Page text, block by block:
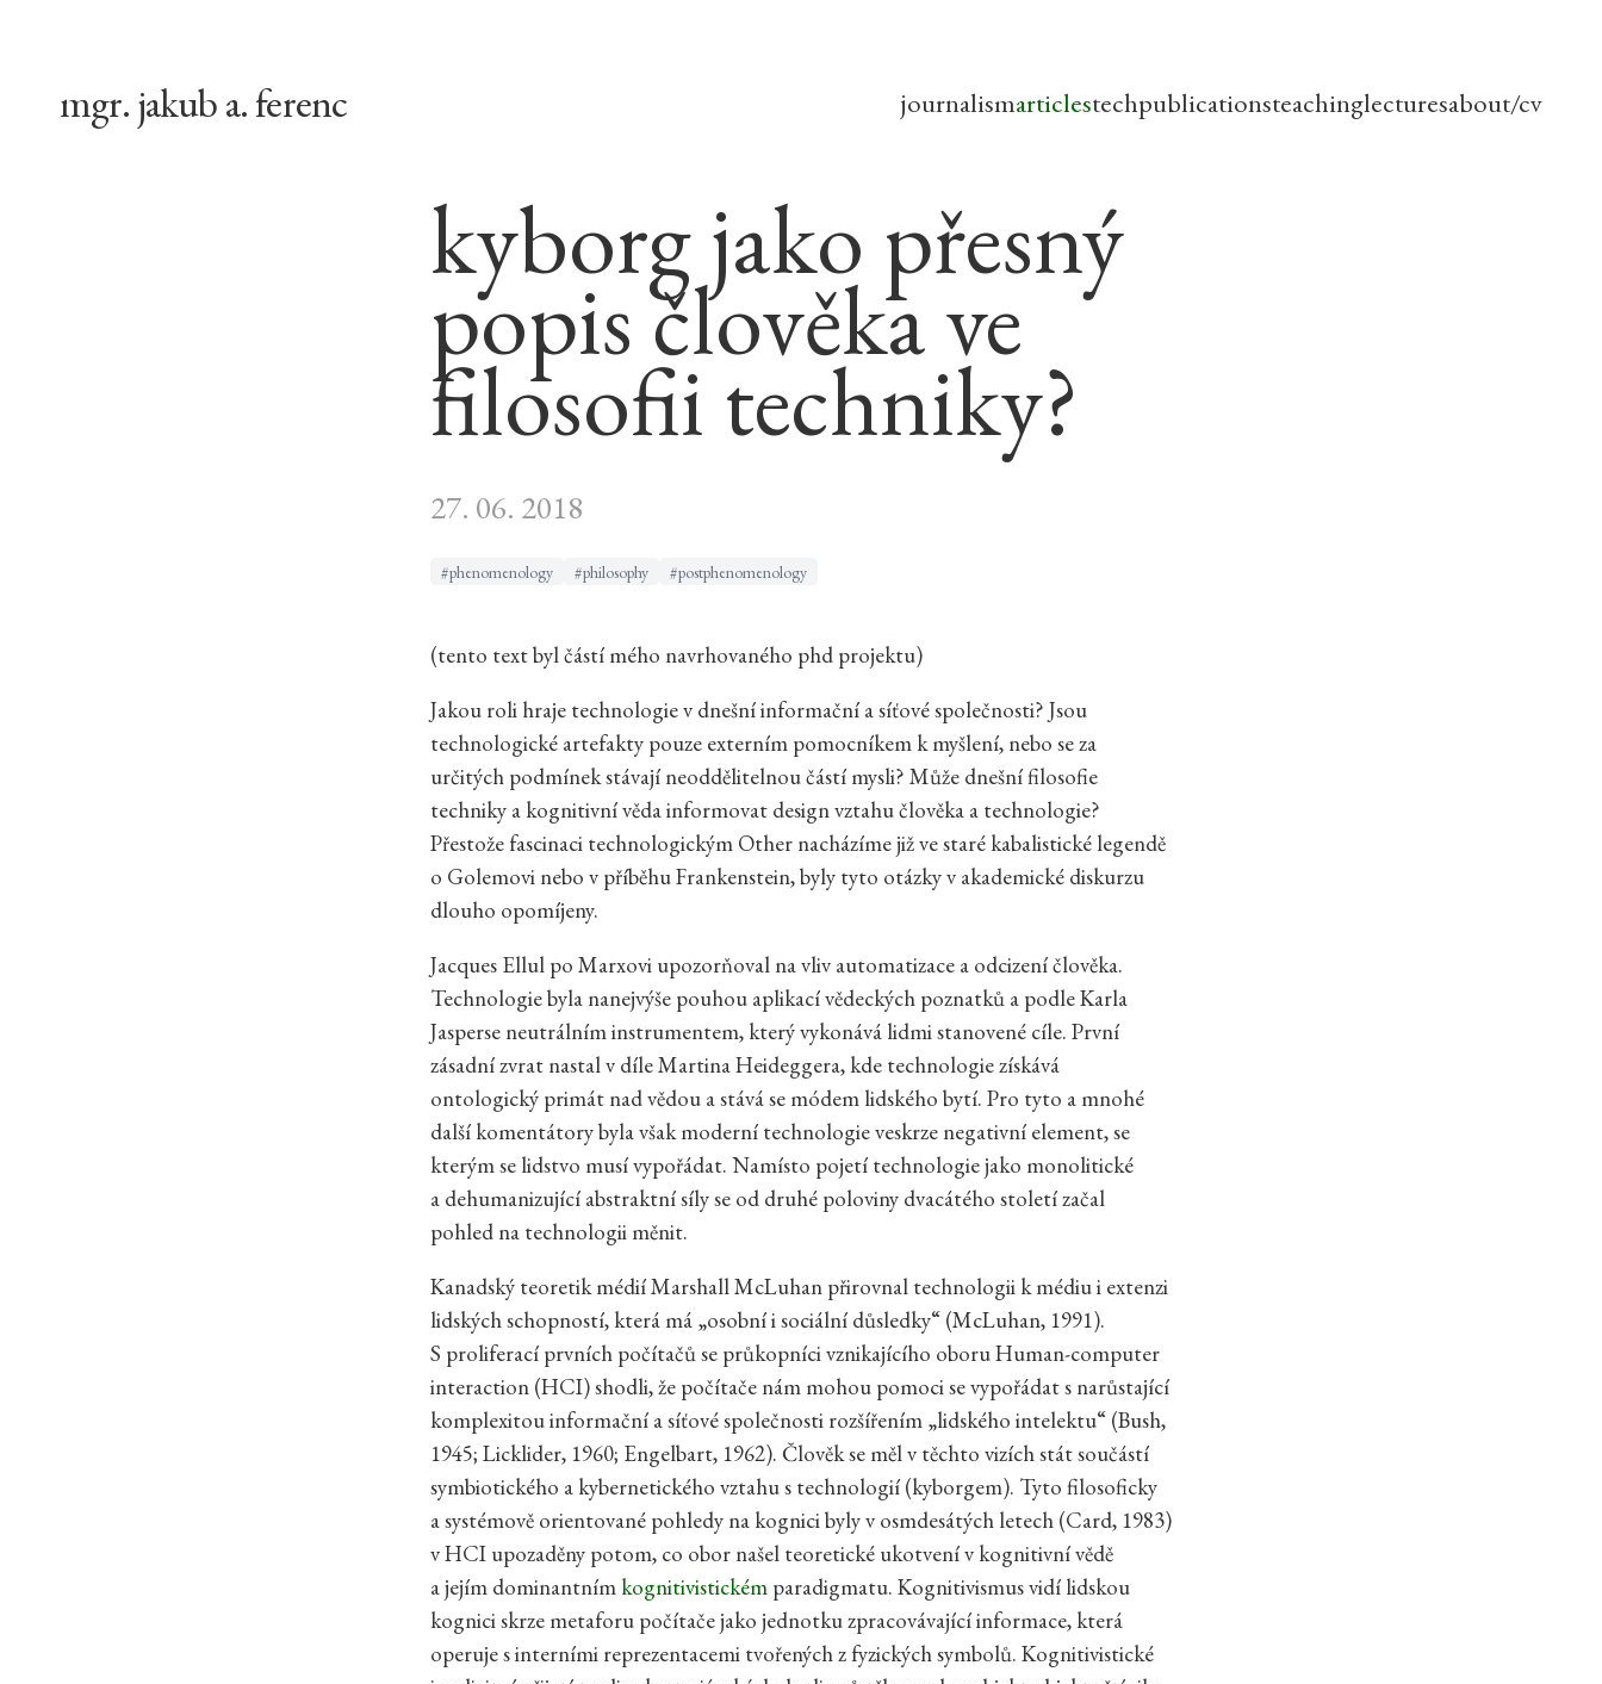
mgr. jakub a. ferenc journalismarticlestechpublicationsteachinglecturesabout/cv
kyborg jako přesný
popis člověka ve
filosofii techniky?
27. 06. 2018
#phenomenology #philosophy #postphenomenology
(tento text byl částí mého navrhovaného phd projektu)
Jakou roli hraje technologie v dnešní informační a síťové společnosti? Jsou
technologické artefakty pouze externím pomocníkem k myšlení, nebo se za
určitých podmínek stávají neoddělitelnou částí mysli? Může dnešní filosofie
techniky a kognitivní věda informovat design vztahu člověka a technologie?
Přestože fascinaci technologickým Other nacházíme již ve staré kabalistické legendě
o Golemovi nebo v příběhu Frankenstein, byly tyto otázky v akademické diskurzu
dlouho opomíjeny.
Jacques Ellul po Marxovi upozorňoval na vliv automatizace a odcizení člověka.
Technologie byla nanejvýše pouhou aplikací vědeckých poznatků a podle Karla
Jasperse neutrálním instrumentem, který vykonává lidmi stanovené cíle. První
zásadní zvrat nastal v díle Martina Heideggera, kde technologie získává
ontologický primát nad vědou a stává se módem lidského bytí. Pro tyto a mnohé
další komentátory byla však moderní technologie veskrze negativní element, se
kterým se lidstvo musí vypořádat. Namísto pojetí technologie jako monolitické
a dehumanizující abstraktní síly se od druhé poloviny dvacátého století začal
pohled na technologii měnit.
Kanadský teoretik médií Marshall McLuhan přirovnal technologii k médiu i extenzi
lidských schopností, která má „osobní i sociální důsledky“ (McLuhan, 1991).
S proliferací prvních počítačů se průkopníci vznikajícího oboru Human-computer
interaction (HCI) shodli, že počítače nám mohou pomoci se vypořádat s narůstající
komplexitou informační a síťové společnosti rozšířením „lidského intelektu“ (Bush,
1945; Licklider, 1960; Engelbart, 1962). Člověk se měl v těchto vizích stát součástí
symbiotického a kybernetického vztahu s technologií (kyborgem). Tyto filosoficky
a systémově orientované pohledy na kognici byly v osmdesátých letech (Card, 1983)
v HCI upozaděny potom, co obor našel teoretické ukotvení v kognitivní vědě
a jejím dominantním kognitivistickém paradigmatu. Kognitivismus vidí lidskou
kognici skrze metaforu počítače jako jednotku zpracovávající informace, která
operuje s interními reprezentacemi tvořených z fyzických symbolů. Kognitivistické